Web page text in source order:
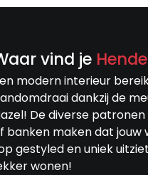
vind je
modern interieur
dankzij de
De diverse
banken maken dat jouw
gestyled en uniek
wonen!